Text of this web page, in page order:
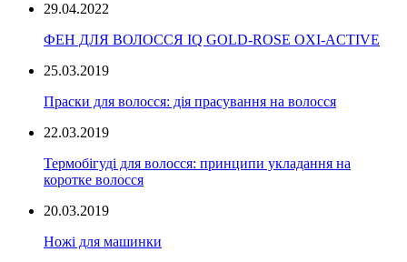
29.04.2022
ФЕН ДЛЯ ВОЛОССЯ IQ GOLD-ROSE OXI-ACTIVE
25.03.2019
Праски для волосся: дія прасування на волосся
22.03.2019
Термобігуді для волосся: принципи укладання на
коротке волосся
20.03.2019
Ножі для машинки